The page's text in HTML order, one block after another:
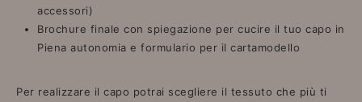
accessori)
Brochure finale con spiegazione per cucire il tuo capo in
Piena autonomia e formulario per il cartamodello
Per realizzare il capo potrai scegliere il tessuto che più ti